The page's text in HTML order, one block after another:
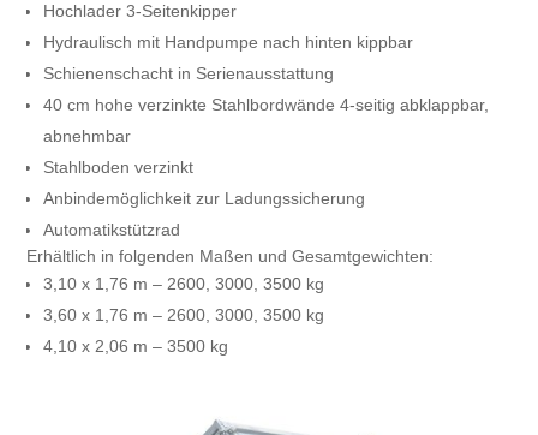
Hochlader 3-Seitenkipper
Hydraulisch mit Handpumpe nach hinten kippbar
Schienenschacht in Serienausstattung
40 cm hohe verzinkte Stahlbordwände 4-seitig abklappbar,
abnehmbar
Stahlboden verzinkt
Anbindemöglichkeit zur Ladungssicherung
Automatikstützrad
Erhältlich in folgenden Maßen und Gesamtgewichten:
3,10 x 1,76 m – 2600, 3000, 3500 kg
3,60 x 1,76 m – 2600, 3000, 3500 kg
4,10 x 2,06 m – 3500 kg